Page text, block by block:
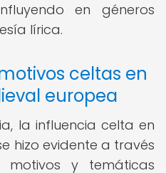
en géneros
lírica.
celtas en
europea
la influencia celta en
hizo evidente a través
y temáticas